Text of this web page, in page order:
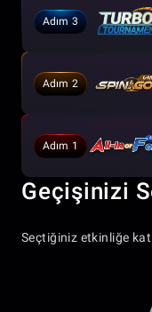
Adım 1
Adım 2
Adım 3
Geçişinizi
Seçtiğiniz etkinliğe